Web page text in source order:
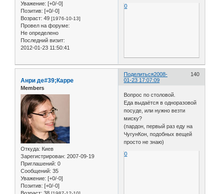
Уважение: [+0/-0]
Позитив: [+0/-0]
Возраст: 49 [1976-10-13]
Провел на форуме:
Не определено
Последний визит:
2012-01-23 11:50:41
0
Поделиться 140
2008-
01-23 17:07:09
Анри де#39;Карре
Members
Откуда: Киев
Зарегистрирован: 2007-09-19
Приглашений: 0
Сообщений: 35
Уважение: [+0/-0]
Позитив: [+0/-0]
Вопрос по столовой.
Еда выдаётся в одноразовой
посуде, или нужно везти
миску?
(пардон, первый раз еду на
ЧугунКон, подобных вещей
просто не знаю)
0